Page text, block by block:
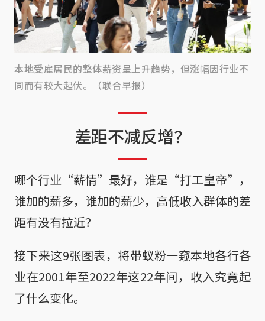
本地受雇居民的整体薪资呈上升趋势，但涨幅因行业不
同而有较大起伏。（联合早报）
差距不减反增？
哪个行业“薪情”最好，谁是“打工皇帝”，
谁加的薪多，谁加的薪少，高低收入群体的差
距有没有拉近？
接下来这9张图表，将带蚁粉一窥本地各行各
业在2001年至2022年这22年间，收入究竟起
了什么变化。